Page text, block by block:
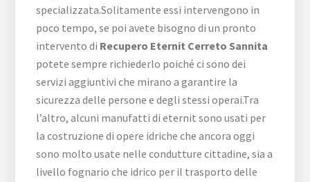
specializzata.Solitamente essi intervengono in
poco tempo, se poi avete bisogno di un pronto
intervento di Recupero Eternit Cerreto Sannita
potete sempre richiederlo poiché ci sono dei
servizi aggiuntivi che mirano a garantire la
sicurezza delle persone e degli stessi operai.Tra
l’altro, alcuni manufatti di eternit sono usati per
la costruzione di opere idriche che ancora oggi
sono molto usate nelle condutture cittadine, sia a
livello fognario che idrico per il trasporto delle